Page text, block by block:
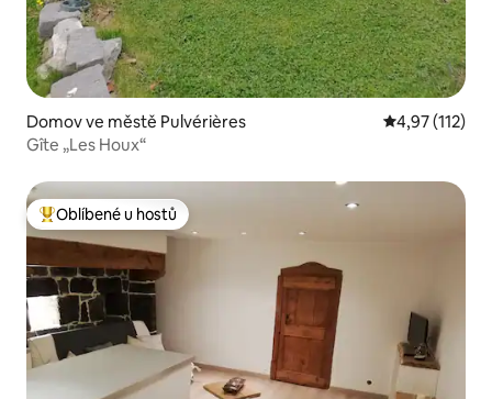
Domov ve městě Pulvérières Průměrné
4,97 (112)
Gîte „Les Houx“
Nejlepší v kategorii Oblíbené u hostů
Oblíbené u hostů